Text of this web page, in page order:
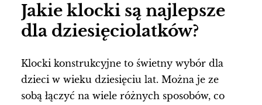
Jakie klocki są najlepsze
dla dziesięciolatków?
Klocki konstrukcyjne to świetny wybór dla
dzieci w wieku dziesięciu lat. Można je ze
sobą łączyć na wiele różnych sposobów, co